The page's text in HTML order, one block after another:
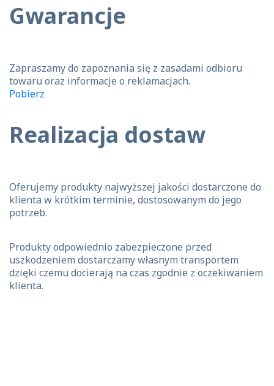
Gwarancje
Zapraszamy do zapoznania się z zasadami odbioru
towaru oraz informacje o reklamacjach.
Pobierz
Realizacja dostaw
Oferujemy produkty najwyższej jakości dostarczone do
klienta w krótkim terminie, dostosowanym do jego
potrzeb.
Produkty odpowiednio zabezpieczone przed
uszkodzeniem dostarczamy własnym transportem
dzięki czemu docierają na czas zgodnie z oczekiwaniem
klienta.